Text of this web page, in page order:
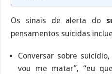
Os sinais de alerta do
pensamentos suicidas
Conversar sobre
vou me matar”, “eu